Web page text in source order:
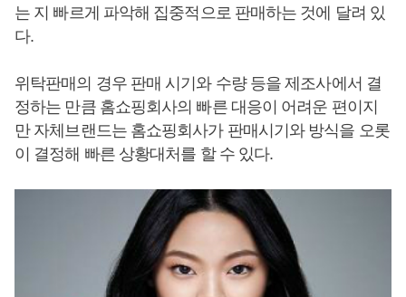
는 지 빠르게 파악해 집중적으로 판매하는 것에 달려 있
다.
위탁판매의 경우 판매 시기와 수량 등을 제조사에서 결
정하는 만큼 홈쇼핑회사의 빠른 대응이 어려운 편이지
만 자체브랜드는 홈쇼핑회사가 판매시기와 방식을 오롯
이 결정해 빠른 상황대처를 할 수 있다.